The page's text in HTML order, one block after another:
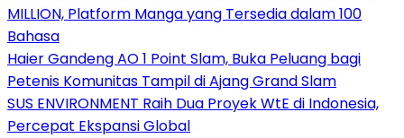
MILLION, Platform Manga yang Tersedia dalam 100
Bahasa
Haier Gandeng AO 1 Point Slam, Buka Peluang bagi
Petenis Komunitas Tampil di Ajang Grand Slam
SUS ENVIRONMENT Raih Dua Proyek WtE di Indonesia,
Percepat Ekspansi Global